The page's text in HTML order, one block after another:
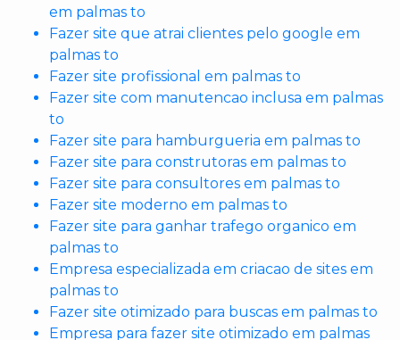
em palmas to
Fazer site que atrai clientes pelo google em
palmas to
Fazer site profissional em palmas to
Fazer site com manutencao inclusa em palmas
to
Fazer site para hamburgueria em palmas to
Fazer site para construtoras em palmas to
Fazer site para consultores em palmas to
Fazer site moderno em palmas to
Fazer site para ganhar trafego organico em
palmas to
Empresa especializada em criacao de sites em
palmas to
Fazer site otimizado para buscas em palmas to
Empresa para fazer site otimizado em palmas